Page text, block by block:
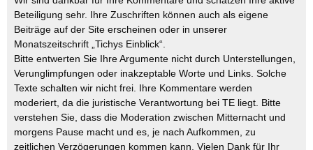
Beteiligung sehr. Ihre Zuschriften können auch als eigene
Beiträge auf der Site erscheinen oder in unserer
Monatszeitschrift „Tichys Einblick“.
Bitte entwerten Sie Ihre Argumente nicht durch Unterstellungen,
Verunglimpfungen oder inakzeptable Worte und Links. Solche
Texte schalten wir nicht frei. Ihre Kommentare werden
moderiert, da die juristische Verantwortung bei TE liegt. Bitte
verstehen Sie, dass die Moderation zwischen Mitternacht und
morgens Pause macht und es, je nach Aufkommen, zu
zeitlichen Verzögerungen kommen kann. Vielen Dank für Ihr